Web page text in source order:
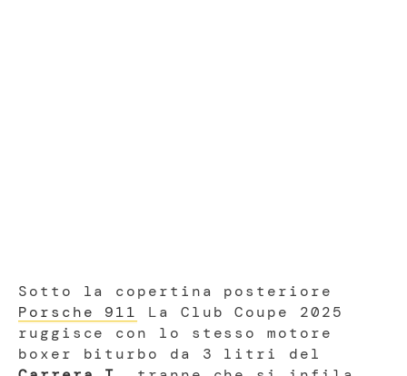
Sotto la copertina posteriore
Porsche 911
La Club Coupe 2025
ruggisce con lo stesso motore
boxer biturbo da 3 litri del